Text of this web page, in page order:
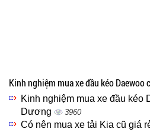
Kinh nghiệm mua xe đầu kéo Daewoo
Kinh nghiệm mua xe đầu kéo
Dương
3960
Có nên mua xe tải Kia cũ giá